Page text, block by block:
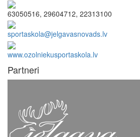
63050516, 29604712, 22313100
sportaskola@jelgavasnovads.lv
www.ozolniekusportaskola.lv
Partneri